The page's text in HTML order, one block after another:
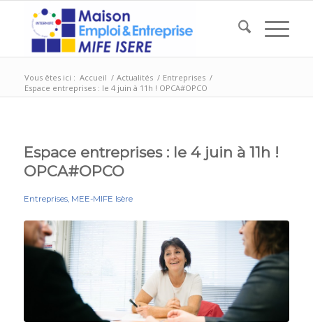
Vous êtes ici : Accueil / Actualités / Entreprises /
Espace entreprises : le 4 juin à 11h ! OPCA#OPCO
Espace entreprises : le 4 juin à 11h !
OPCA#OPCO
Entreprises, MEE-MIFE Isère